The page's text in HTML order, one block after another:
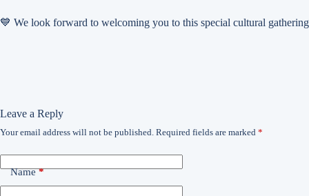
We look forward to welcoming you to this special cultural gathering 💙
Leave a Reply
Your email address will not be published. Required fields are marked *
Name*